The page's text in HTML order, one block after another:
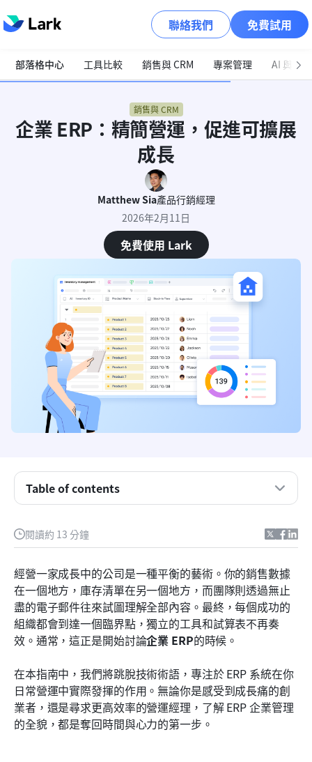
聯絡我們 免費試用
部落格中心 工具比較 銷售與 CRM 專案管理 AI 與自
銷售與 CRM
企業 ERP：精簡營運，促進可擴展
成長
Matthew Sia產品行銷經理
2026年2月11日
免費使用 Lark
閱讀約 13 分鐘
經營一家成長中的公司是一種平衡的藝術。你的銷售數據
在一個地方，庫存清單在另一個地方，而團隊則透過無止
盡的電子郵件往來試圖理解全部內容。最終，每個成功的
組織都會到達一個臨界點，獨立的工具和試算表不再奏
效。通常，這正是開始討論企業 ERP的時候。
在本指南中，我們將跳脫技術術語，專注於 ERP 系統在你
日常營運中實際發揮的作用。無論你是感受到成長痛的創
業者，還是尋求更高效率的營運經理，了解 ERP 企業管理
的全貌，都是奪回時間與心力的第一步。
Table of contents
什麼是企業ERP？
企業 ERP 的優點
2026年排名前六的商業ERP軟體
ERP 和財務之間有什麼差別？
ERP 部署類型
中小企業 ERP 的必備功能
如何選擇最佳的ERP系統
結論
常見問題